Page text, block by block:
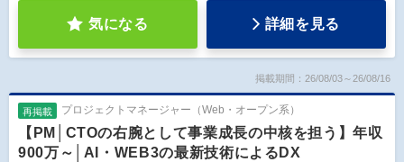
気になる 詳細を見る
掲載期間：26/08/03～26/08/16
再掲載 プロジェクトマネージャー（Web・オープン系）
【PM│CTOの右腕として事業成長の中核を担う】年収
900万～│AI・WEB3の最新技術によるDX